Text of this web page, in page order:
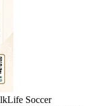
Soccer